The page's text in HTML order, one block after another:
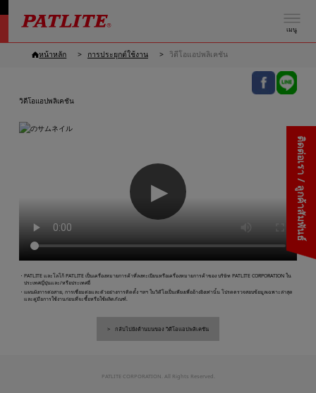
เมนู
ติดต่อเรา / ลูกค้าสัมพันธ์
หน้าหลัก การประยุกต์ใช้งาน วิดีโอแอปพลิเคชัน
วิดีโอแอปพลิเคชัน
▶
・PATLITE และโลโก้ PATLITE เป็นเครื่องหมายการค้าที่ลงทะเบียนหรือเครื่องหมายการค้าของ บริษัท PATLITE CORPORATION ใน
ประเทศญี่ปุ่นและ/หรือประเทศอื่
・แผนผังการต่อสาย, การเชื่อมต่อและตัวอย่างการติดตั้ง ฯลฯ ในวิดีโอเป็นเพียงเพื่ออ้างอิงเท่านั้น โปรดตรวจสอบข้อมูลเฉพาะล่าสุด
และคู่มือการใช้งานก่อนที่จะซื้อหรือใช้ผลิตภัณฑ์.
กลับไปยังด้านบนของ วิดีโอแอปพลิเคชัน
PATLITE CORPORATION. All Rights Reserved.